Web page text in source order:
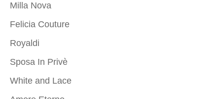
Milla Nova
Felicia Couture
Royaldi
Sposa In Privè
White and Lace